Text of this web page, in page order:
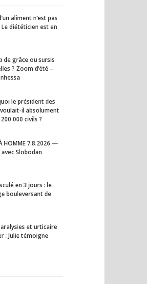
aliment n’est pas
Le diététicien est en
de grâce ou sursis
? Zoom d’été –
le président des
il absolument
000 civils ?
HOMME 7.8.2026 —
Slobodan
en 3 jours : le
bouleversant de
et urticaire
: Julie témoigne